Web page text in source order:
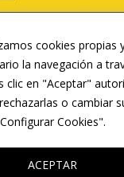
cookies propias
la navegación a
clic en "Aceptar"
o cambiar
Cookies".
ACEPTAR
CLIENTES
CANAL
DEPORTIVA
Y HOTELERA
EDUCATIVA